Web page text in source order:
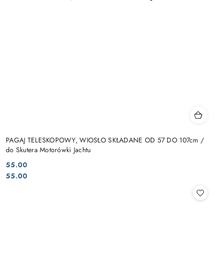
PAGAJ TELESKOPOWY, WIOSŁO SKŁADANE OD 57 DO 107cm /
do Skutera Motorówki Jachtu
Cena:
55.00
Cena:
55.00